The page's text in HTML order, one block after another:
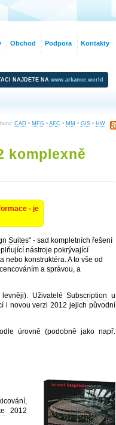
NAJDETE NA www.arkance.world
CAD • MFG • AEC • MM • GIS • HW
komplexně
- je
Suites" - sad kompletních řešení
nástroje pokrývající
konstruktéra. A to vše od
a správou, a
levněji). UživateléSubscription u
i novou verzi 2012 jejich původní
úrovně (podobně jako např.
2012
Obchod Podpora Kontakty